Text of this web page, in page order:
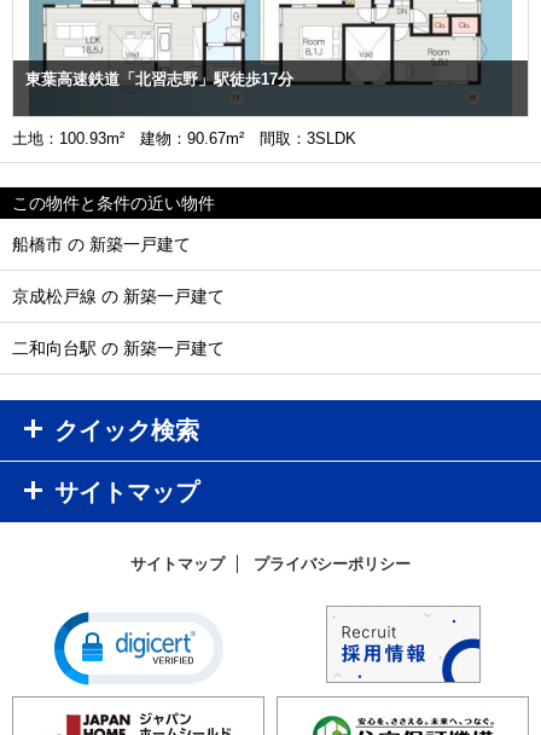
東葉高速鉄道「北習志野」駅徒歩17分
土地：100.93m² 建物：90.67m² 間取：3SLDK
この物件と条件の近い物件
船橋市 の 新築一戸建て
京成松戸線 の 新築一戸建て
二和向台駅 の 新築一戸建て
クイック検索
サイトマップ
サイトマップ プライバシーポリシー